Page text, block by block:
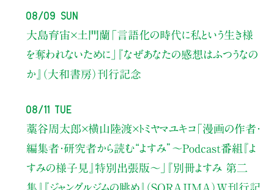
08/09 Sun
大島育宙×土門蘭 「言語化の時代に私という生き様
を奪われないために」
『なぜあなたの感想はふつうなの
か』（大和書房）刊行記念
08/11 Tue
藁谷周太郎×横山陸渡×トミヤマユキコ「漫画の作者・
編集者・研究者から読む“よすみ” 〜Podcast番組『よ
すみの様子見』特別出張版〜」
『別冊よすみ 第二
集』『ジャングルジムの眺め』（SORAJIMA）W刊行記